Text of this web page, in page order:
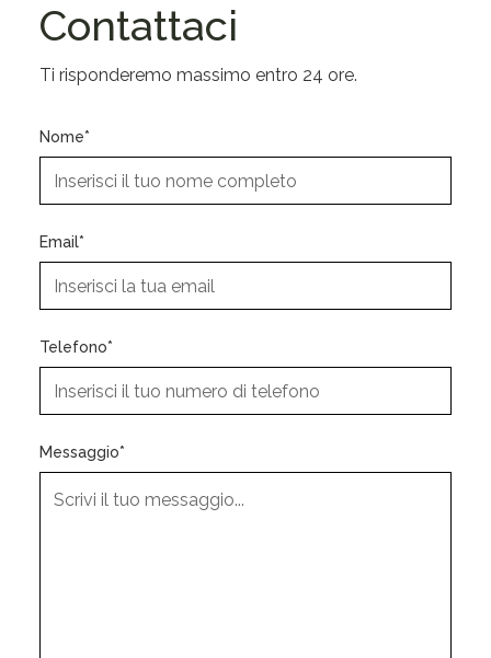
Contattaci
Ti risponderemo massimo entro 24 ore.
Nome*
Email*
Telefono*
Messaggio*